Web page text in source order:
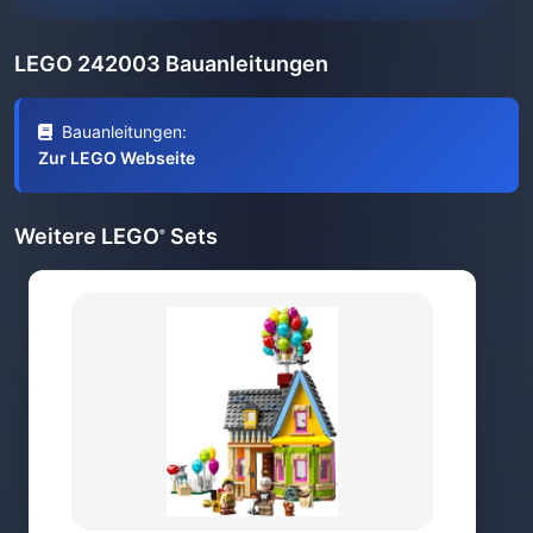
LEGO 242003 Bauanleitungen
Bauanleitungen:
Zur LEGO Webseite
Weitere LEGO® Sets